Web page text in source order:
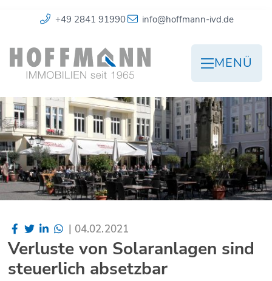
+49 2841 91990 info@hoffmann-ivd.de
MENÜ
| 04.02.2021
Verluste von Solaranlagen sind
steuerlich absetzbar